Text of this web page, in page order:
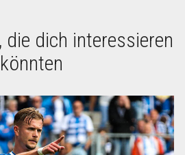
die dich interessieren
könnten